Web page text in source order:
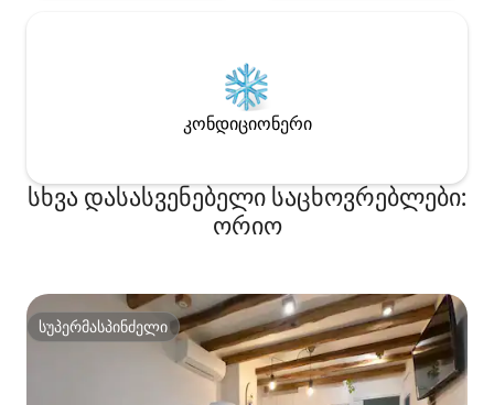
კონდიციონერი
სხვა დასასვენებელი საცხოვრებლები:
ორიო
სუპერმასპინძელი
სუპერმასპინძელი